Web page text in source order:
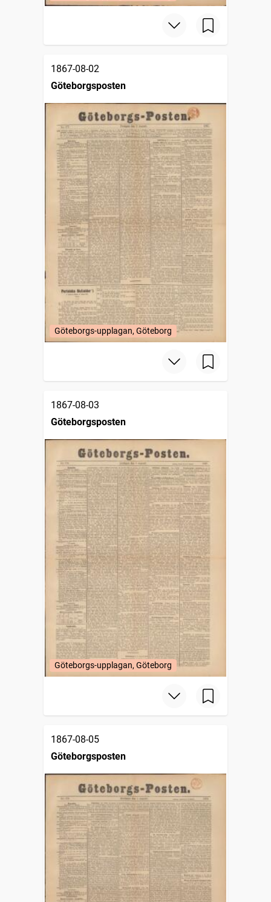
1867-08-02
Göteborgsposten
Göteborgs-upplagan, Göteborg
1867-08-03
Göteborgsposten
Göteborgs-upplagan, Göteborg
1867-08-05
Göteborgsposten